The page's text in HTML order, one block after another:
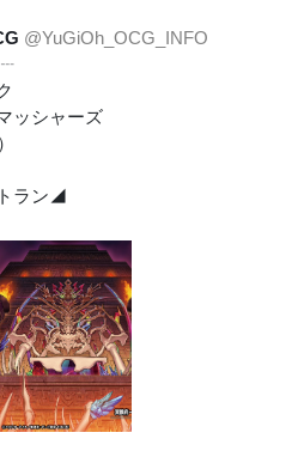
@YuGiOh_OCG_INFO
ッシャーズ
ラン◢